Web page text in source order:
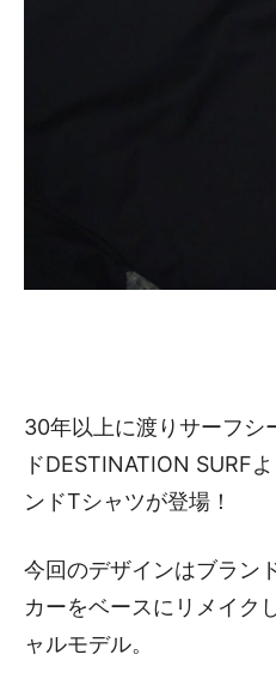
30年以上に渡りサーフシ
ドDESTINATION SURF
ンドTシャツが登場！
今回のデザインはブラン
カーをベースにリメイク
ャルモデル。